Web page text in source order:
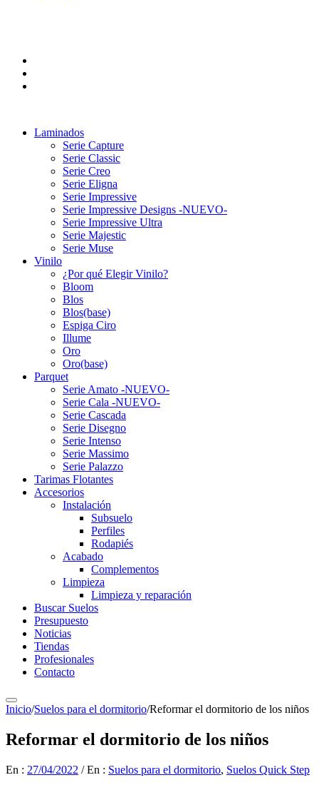
Laminados
Serie Capture
Serie Classic
Serie Creo
Serie Eligna
Serie Impressive
Serie Impressive Designs -NUEVO-
Serie Impressive Ultra
Serie Majestic
Serie Muse
Vinilo
¿Por qué Elegir Vinilo?
Bloom
Blos
Blos(base)
Espiga Ciro
Illume
Oro
Oro(base)
Parquet
Serie Amato -NUEVO-
Serie Cala -NUEVO-
Serie Cascada
Serie Disegno
Serie Intenso
Serie Massimo
Serie Palazzo
Tarimas Flotantes
Accesorios
Instalación
Subsuelo
Perfiles
Rodapiés
Acabado
Complementos
Limpieza
Limpieza y reparación
Buscar Suelos
Presupuesto
Noticias
Tiendas
Profesionales
Contacto
Inicio/Suelos para el dormitorio/Reformar el dormitorio de los niños
Reformar el dormitorio de los niños
En : 27/04/2022 /En : Suelos para el dormitorio, Suelos Quick Step